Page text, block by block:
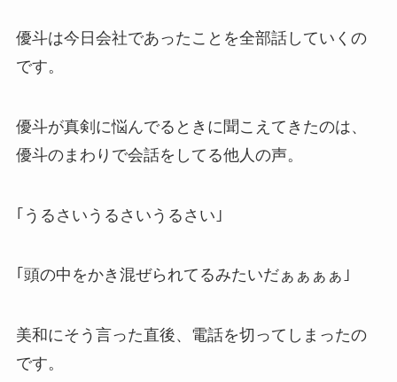
優斗は今日会社であったことを全部話していくの
です。
優斗が真剣に悩んでるときに聞こえてきたのは、
優斗のまわりで会話をしてる他人の声。
｢うるさいうるさいうるさい｣
｢頭の中をかき混ぜられてるみたいだぁぁぁぁ｣
美和にそう言った直後、電話を切ってしまったの
です。